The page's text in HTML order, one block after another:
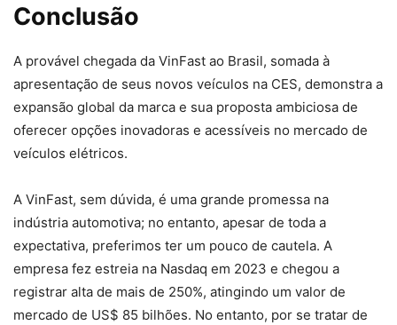
Conclusão
A provável chegada da VinFast ao Brasil, somada à
apresentação de seus novos veículos na CES, demonstra a
expansão global da marca e sua proposta ambiciosa de
oferecer opções inovadoras e acessíveis no mercado de
veículos elétricos.
A VinFast, sem dúvida, é uma grande promessa na
indústria automotiva; no entanto, apesar de toda a
expectativa, preferimos ter um pouco de cautela. A
empresa fez estreia na Nasdaq em 2023 e chegou a
registrar alta de mais de 250%, atingindo um valor de
mercado de US$ 85 bilhões. No entanto, por se tratar de